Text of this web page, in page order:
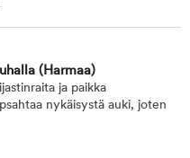
(Harmaa)
ja paikka
nykäisystä auki, joten